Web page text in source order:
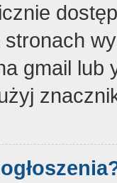
gmail lub